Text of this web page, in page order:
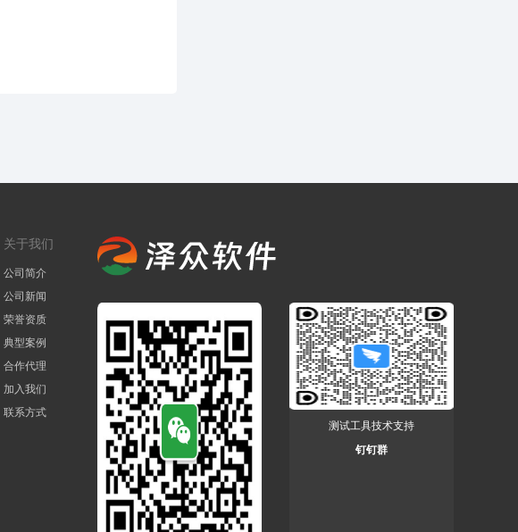
关于我们
公司简介
公司新闻
荣誉资质
典型案例
合作代理
加入我们
联系方式
测试工具技术支持
钉钉群